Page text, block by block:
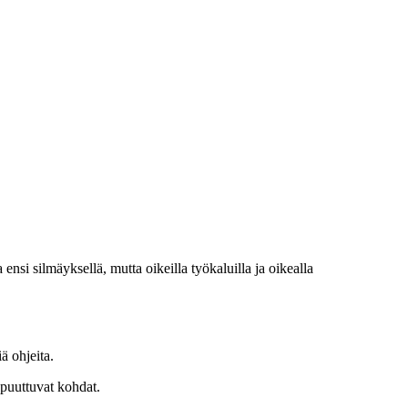
ensi silmäyksellä, mutta oikeilla työkaluilla ja oikealla
ohjeita.
kohdat.